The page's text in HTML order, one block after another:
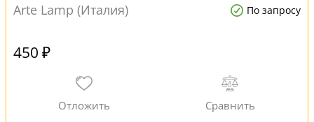
Arte Lamp (Италия)
По запросу
450 ₽